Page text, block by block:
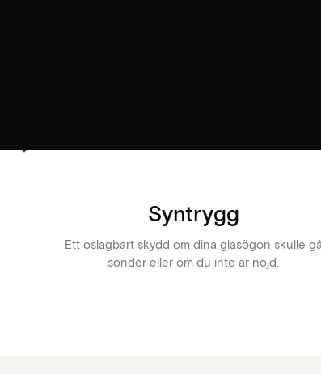
Syntrygg
Ett oslagbart skydd om dina glasögon skulle
sönder eller om du inte är nöjd.